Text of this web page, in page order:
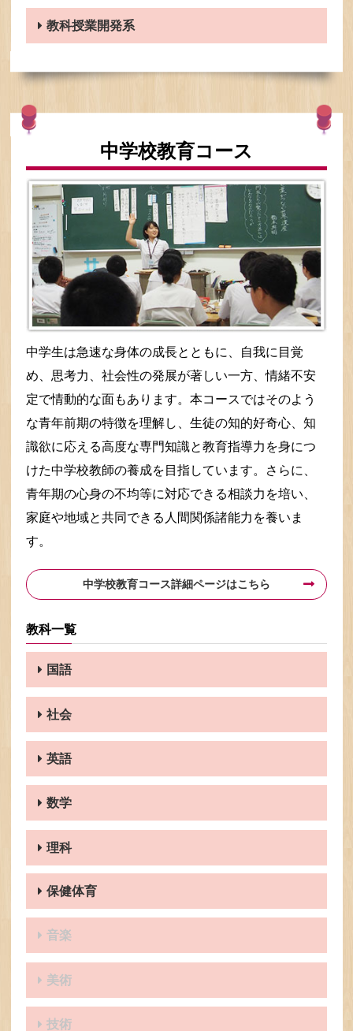
教科授業開発系
中学校教育コース
中学生は急速な身体の成長とともに、自我に目覚
め、思考力、社会性の発展が著しい一方、情緒不安
定で情動的な面もあります。本コースではそのよう
な青年前期の特徴を理解し、生徒の知的好奇心、知
識欲に応える高度な専門知識と教育指導力を身につ
けた中学校教師の養成を目指しています。さらに、
青年期の心身の不均等に対応できる相談力を培い、
家庭や地域と共同できる人間関係諸能力を養いま
す。
中学校教育コース詳細ページはこちら
教科一覧
国語
社会
英語
数学
理科
保健体育
音楽
美術
技術